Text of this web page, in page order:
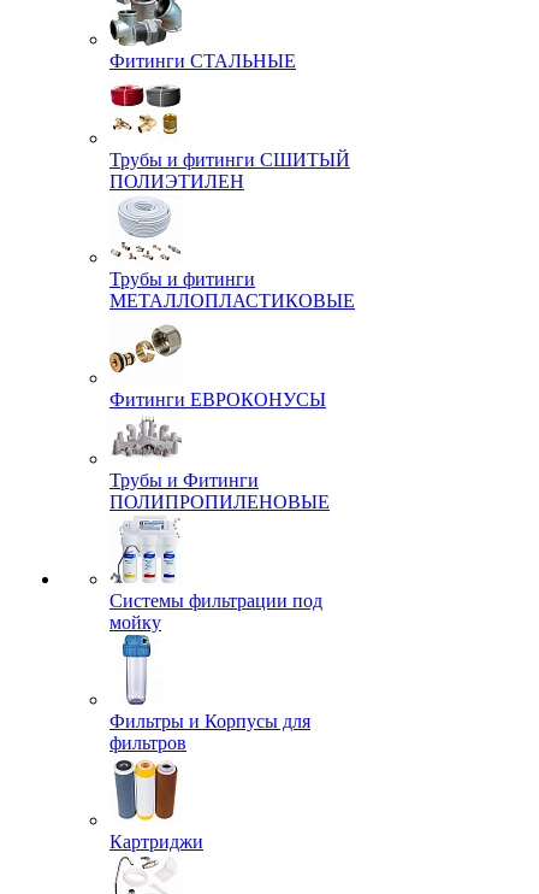
Фитинги СТАЛЬНЫЕ
Трубы и фитинги СШИТЫЙ
ПОЛИЭТИЛЕН
Трубы и фитинги
МЕТАЛЛОПЛАСТИКОВЫЕ
Фитинги ЕВРОКОНУСЫ
Трубы и Фитинги
ПОЛИПРОПИЛЕНОВЫЕ
Системы фильтрации под
мойку
Фильтры и Корпусы для
фильтров
Картриджи